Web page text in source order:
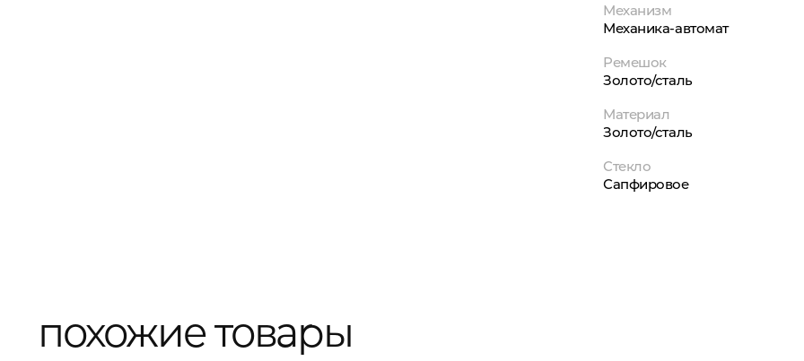
Механизм
Механика-автомат
Ремешок
Золото/сталь
Материал
Золото/сталь
Стекло
Сапфировое
похожие товары